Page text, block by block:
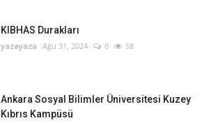
KIBHAS Durakları
yazayaza Ağu 31, 2024 0 58
Ankara Sosyal Bilimler Üniversitesi Kuzey
Kıbrıs Kampüsü